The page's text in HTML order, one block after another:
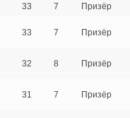
33 7 Призёр
33 7 Призёр
32 8 Призёр
31 7 Призёр